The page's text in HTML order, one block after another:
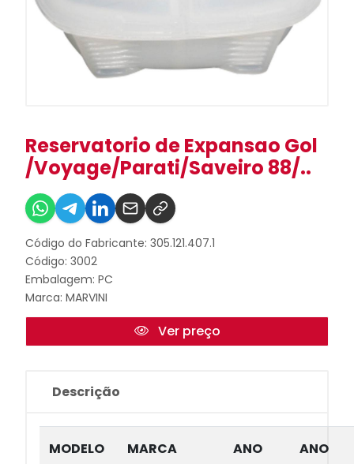
Reservatorio de Expansao Gol
/Voyage/Parati/Saveiro 88/..
Código do Fabricante: 305.121.407.1
Código: 3002
Embalagem: PC
Marca: MARVINI
Ver preço
Descrição
MODELO MARCA
ANO
ANO